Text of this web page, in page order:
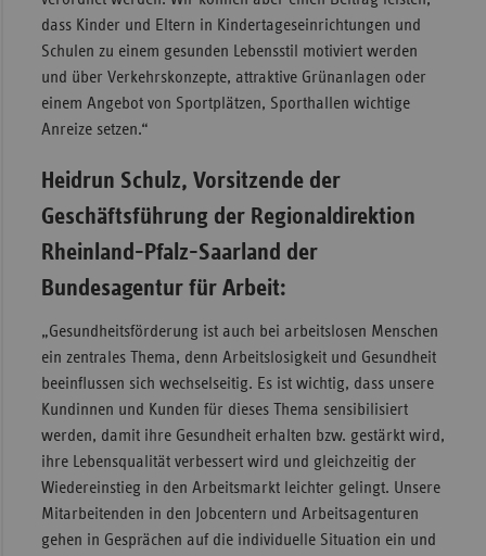
dass Kinder und Eltern in Kindertageseinrichtungen und
Schulen zu einem gesunden Lebensstil motiviert werden
und über Verkehrskonzepte, attraktive Grünanlagen oder
einem Angebot von Sportplätzen, Sporthallen wichtige
Anreize setzen.“
Heidrun Schulz, Vorsitzende der
Geschäftsführung der Regionaldirektion
Rheinland-Pfalz-Saarland der
Bundesagentur für Arbeit:
„Gesundheitsförderung ist auch bei arbeitslosen Menschen
ein zentrales Thema, denn Arbeitslosigkeit und Gesundheit
beeinflussen sich wechselseitig. Es ist wichtig, dass unsere
Kundinnen und Kunden für dieses Thema sensibilisiert
werden, damit ihre Gesundheit erhalten bzw. gestärkt wird,
ihre Lebensqualität verbessert wird und gleichzeitig der
Wiedereinstieg in den Arbeitsmarkt leichter gelingt. Unsere
Mitarbeitenden in den Jobcentern und Arbeitsagenturen
gehen in Gesprächen auf die individuelle Situation ein und